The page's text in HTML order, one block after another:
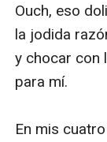
Ouch, eso
la jodida
y chocar con
para mí.
En mis